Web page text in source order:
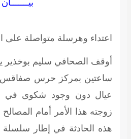
بيـــــــان
اعتداء وهرسلة متواصلة على
أوقف الصحافي سليم بوخذير
ساعتين بمركز حرس صفاقس
عيال دون وجود شكوى في
زوجته هذا الأمر أمام المصالح
هذه الحادثة في إطار سلسلة